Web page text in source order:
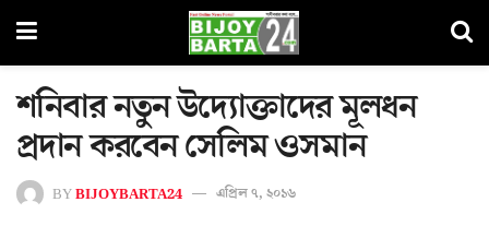
শনিবার নতুন উদ্যোক্তাদের মূলধন
প্রদান করবেন সেলিম ওসমান
BYBIJOYBARTA24 এপ্রিল ৭, ২০১৬